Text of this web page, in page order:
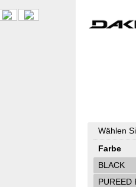
Wählen
Farbe
BLACK
PUREED